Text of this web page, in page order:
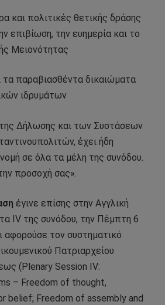
και πολιτικές θετικής δράσης
επιβίωση, την ευημερία και το
Μειονότητας
τα παραβιασθέντα δικαιώματα
ιδρυμάτων
Δήλωσης και των Συστάσεων
έχει ήδη
σε όλα τα μέλη της συνόδου.
προσοχή σας».
έγινε επίσης στην Αγγλική
ΙV της συνόδου, την Πέμπτη 6
τον συστηματικό
Πατριαρχείου
(Plenary Session IV:
– Freedom of thought,
belief; Freedom of assembly and